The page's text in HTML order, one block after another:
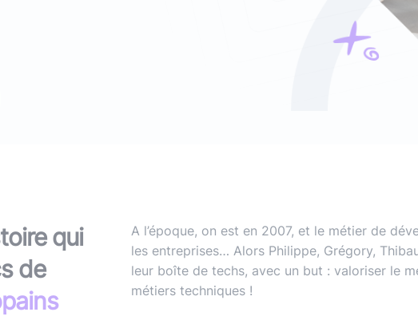
Écouter le
Lire le livre
qui
de
A l’époque, on est en 2007, et le métier de
les entreprises… Alors Philippe, Grégory,
leur boîte de techs, avec un but : valoriser le
métiers techniques !